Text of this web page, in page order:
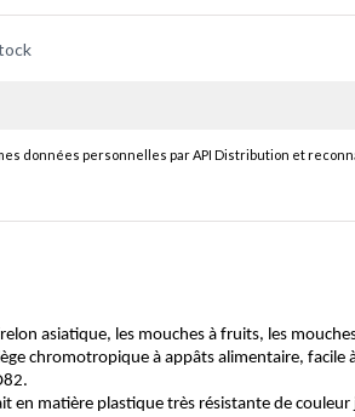
données personnelles par API Distribution et
asiatique, les mouches à fruits, les
chromotropique à appâts alimentaire, facile
en matière plastique très résistante de